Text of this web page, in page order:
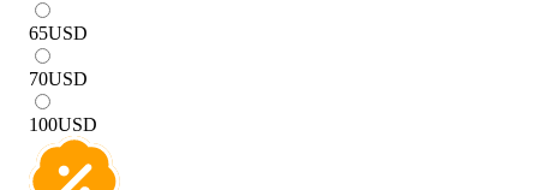
65USD
70USD
100USD